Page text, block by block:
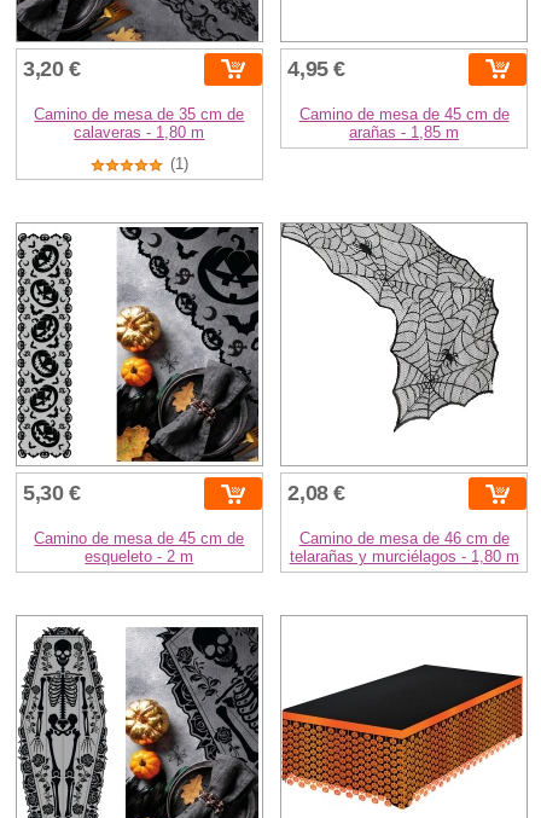
3,20 €
Camino de mesa de 35 cm de
calaveras - 1,80 m
(1)
4,95 €
Camino de mesa de 45 cm de
arañas - 1,85 m
5,30 €
Camino de mesa de 45 cm de
esqueleto - 2 m
2,08 €
Camino de mesa de 46 cm de
telarañas y murciélagos - 1,80 m